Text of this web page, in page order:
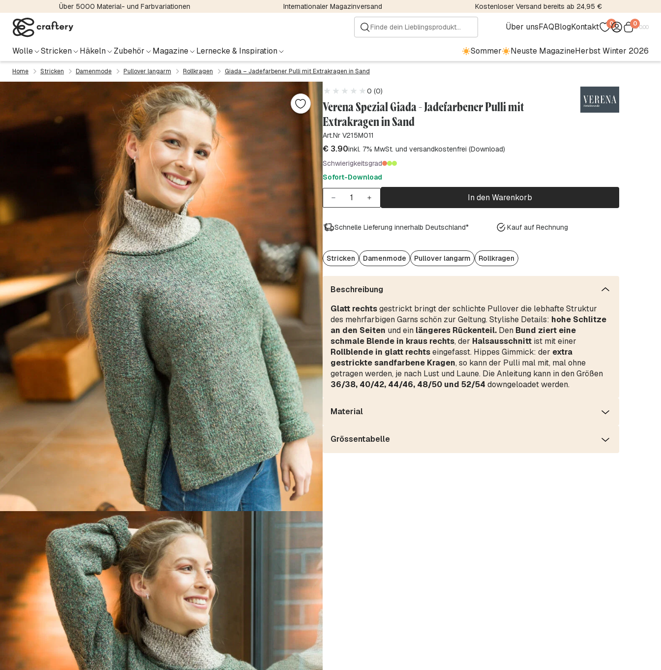
Über 5000 Material- und Farbvariationen Internationaler Magazinversand Kostenloser Versand bereits ab 24,95 €
Über unsFAQBlogKontakt 0 0€0.00
Wolle Stricken Häkeln Zubehör Magazine Lernecke & Inspiration Sommer Neuste MagazineHerbst Winter 2026
Home Stricken Damenmode Pullover langarm Rollkragen Giada – Jadefarbener Pulli mit Extrakragen in Sand
0 (0)
Verena Spezial Giada - Jadefarbener Pulli mit
Extrakragen in Sand
Art.Nr V215M011
€3.90inkl. 7% MwSt. und versandkostenfrei (Download)
Schwierigkeitsgrad
Sofort-Download
In den Warenkorb
Schnelle Lieferung innerhalb Deutschland* Kauf auf Rechnung
Stricken Damenmode Pullover langarm Rollkragen
Beschreibung
Glatt rechtsgestrickt bringt der schlichte Pullover die lebhafte Struktur
des mehrfarbigen Garns schön zur Geltung. Stylishe Details: hohe Schlitze
an den Seiten und einlängeres Rückenteil.Den Bund ziert eine
schmale Blende in kraus rechts, der Halsausschnittist mit einer
Rollblende in glatt rechtseingefasst. Hippes Gimmick: der extra
gestrickte sandfarbene Kragen, so kann der Pulli mal mit, mal ohne
getragen werden, je nach Lust und Laune. Die Anleitung kann in den Größen
36/38, 40/42, 44/46, 48/50 und 52/54 downgeloadet werden.
Material
Grössentabelle